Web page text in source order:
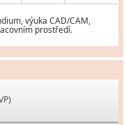
výuka CAD/CAM,
prostředí.